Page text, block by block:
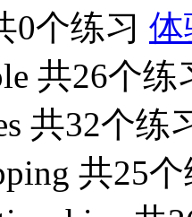
0个练习 体
共26个练
共32个练
共25